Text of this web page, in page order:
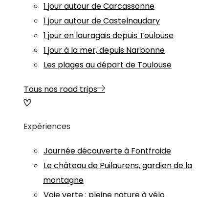
1 jour autour de Carcassonne
1 jour autour de Castelnaudary
1 jour en lauragais depuis Toulouse
1 jour à la mer, depuis Narbonne
Les plages au départ de Toulouse
Tous nos road trips
Expériences
Journée découverte à Fontfroide
Le château de Puilaurens, gardien de la
montagne